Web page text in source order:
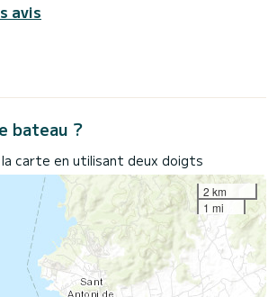
avis
bateau ?
la carte en utilisant deux doigts
2 km
1 mi